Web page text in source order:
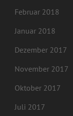
Februar 2018
Januar 2018
Dezember 2017
November 2017
Oktober 2017
Juli 2017